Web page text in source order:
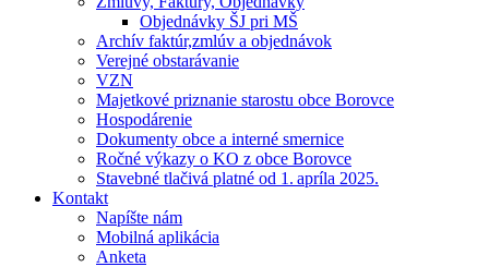
Objednávky ŠJ pri MŠ
Archív faktúr,zmlúv a objednávok
Verejné obstarávanie
VZN
Majetkové priznanie starostu obce Borovce
Hospodárenie
Dokumenty obce a interné smernice
Ročné výkazy o KO z obce Borovce
Stavebné tlačivá platné od 1. apríla 2025.
Kontakt
Napíšte nám
Mobilná aplikácia
Anketa